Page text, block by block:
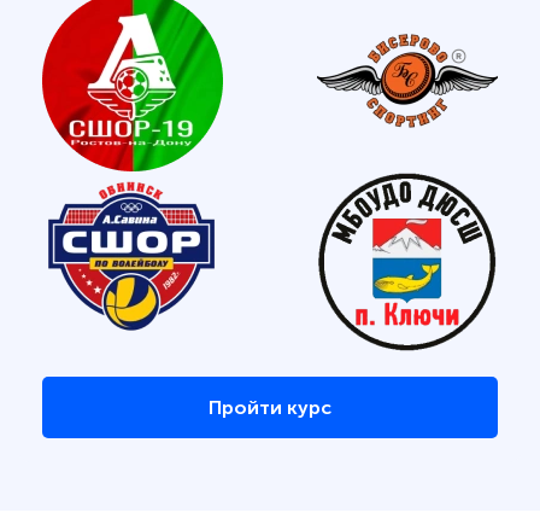
Пройти курс